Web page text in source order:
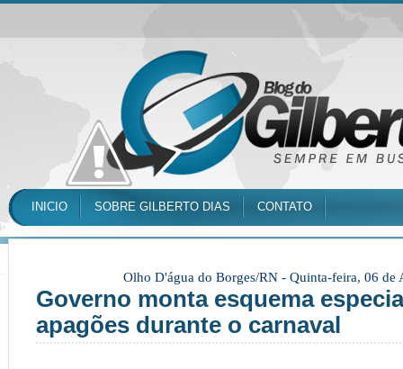
INICIO SOBRE GILBERTO DIAS CONTATO
Olho D'água do Borges/RN - Quinta-feira, 06 de
Governo monta esquema
apagões durante o carnaval